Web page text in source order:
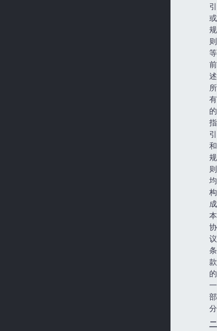
引
或
规
则
前
述
所
有
的
指
引
和
规
均
构
成
本
协
议
条
款
的
一
部